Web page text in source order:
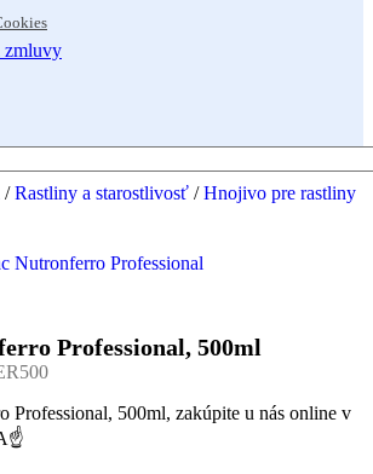
zmluvy
/ Rastliny a starostlivosť / Hnojivo pre rastliny
Professional, 500ml
Professional, 500ml, zakúpite u nás online v